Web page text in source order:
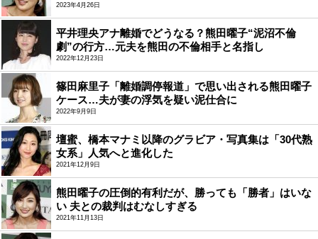
2023年4月26日
平井理央アナ離婚でどうなる？熊田曜子“泥沼不倫
劇”の行方…元夫を熊田の不倫相手と名指し
2022年12月23日
篠田麻里子「離婚調停報道」で思い出される熊田曜子
ケース…夫が妻の浮気を疑い泥仕合に
2022年9月9日
壇蜜、橋本マナミ以降のグラビア・写真集は「30代熟
女系」人気へと進化した
2021年12月9日
熊田曜子の圧倒的有利だが、勝っても「勝者」はいな
い 夫との裁判はむなしすぎる
2021年11月13日